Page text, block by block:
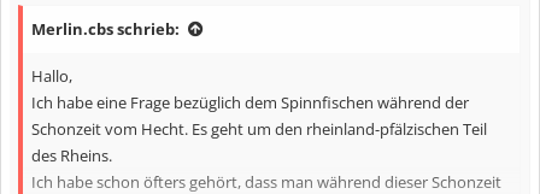
e
:
Merlin.cbs schrieb:
Hallo,
Ich habe eine Frage bezüglich dem Spinnfischen während der
Schonzeit vom Hecht. Es geht um den rheinland-pfälzischen Teil
des Rheins.
Ich habe schon öfters gehört, dass man während dieser Schonzeit